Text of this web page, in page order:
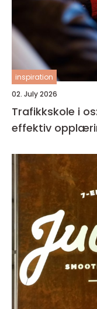
inspiration
02. July 2026
Trafikkskole i
effektiv